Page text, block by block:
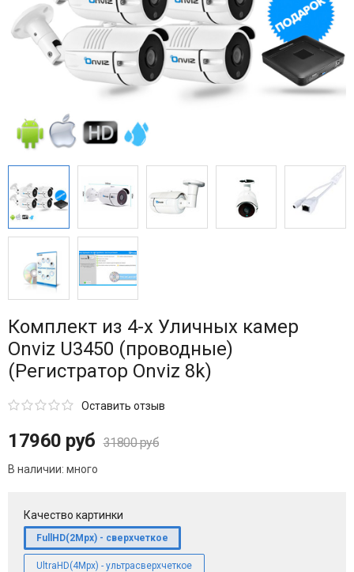
Комплект из 4-х Уличных камер
Onviz U3450 (проводные)
(Регистратор Onviz 8k)
Оставить отзыв
17960 руб 31800 руб
В наличии: много
Качество картинки
FullHD(2Mpx) - сверхчеткое
UltraHD(4Mpx) - ультрасверхчеткое